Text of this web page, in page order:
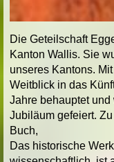
Die Geteilschaft
Kanton Wallis. Sie
unseres Kantons.
Weitblick in das
Jahre behauptet
Jubiläum gefeiert.
Buch,
Das historische